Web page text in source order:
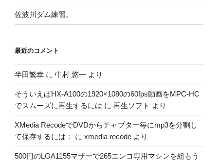
佐波川ダム練習。
最近のコメント
半田繁幸 に 中村 悠一 より
そういえばHX-A100の1920×1080の60fps動画をMPC-HC
でスムーズに再生するには に 再生ソフト より
XMedia RecodeでDVDからチャプター毎にmp3を分割し
て保存するには：
に xmedia recode より
500円のLGA1155マザーで265エンコ専用マシンを組もう